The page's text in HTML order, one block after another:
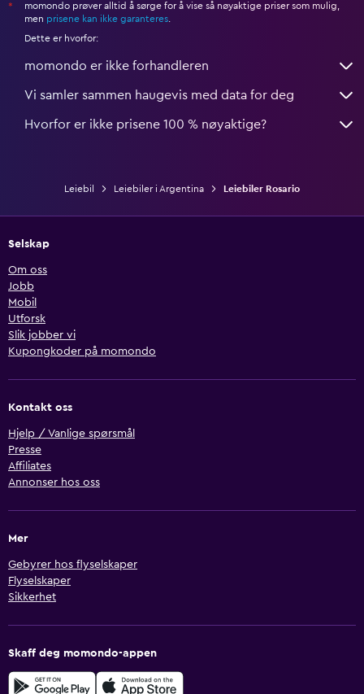
*
momondo prøver alltid å sørge for å vise så nøyaktige priser som mulig,
men prisene kan ikke garanteres.
Dette er hvorfor:
momondo er ikke forhandleren
Vi samler sammen haugevis med data for deg
Hvorfor er ikke prisene 100 % nøyaktige?
Leiebil Leiebiler i Argentina Leiebiler Rosario
Selskap
Om oss
Jobb
Mobil
Utforsk
Slik jobber vi
Kupongkoder på momondo
Kontakt oss
Hjelp / Vanlige spørsmål
Presse
Affiliates
Annonser hos oss
Mer
Gebyrer hos flyselskaper
Flyselskaper
Sikkerhet
Skaff deg momondo-appen